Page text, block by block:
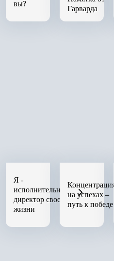
вы?
Гарварда
Я -
исполнительный
директор своей
жизни
Концентрация
на успехах –
путь к победе